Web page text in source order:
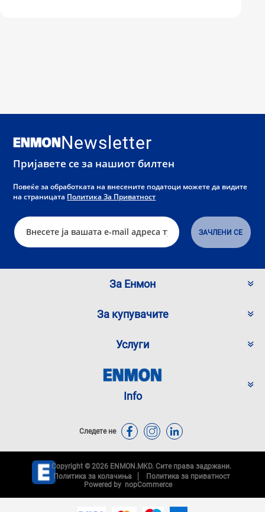
Newsletter
Пријавете се за нашиот билтен
Повеќе за обработката на внесените податоци можете да видите
на страницата Политика За Приватност
За Енмон
За купувачите
Услуги
Info
Следете не
Copyright © 2026 ENMON.MKD. Сите права задржани.
Политика за колачиња
Политика за приватност
Powered by nopCommerce